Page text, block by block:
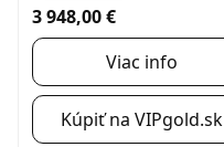
3 948,00 €
Viac info
Kúpiť na VIPgold.sk